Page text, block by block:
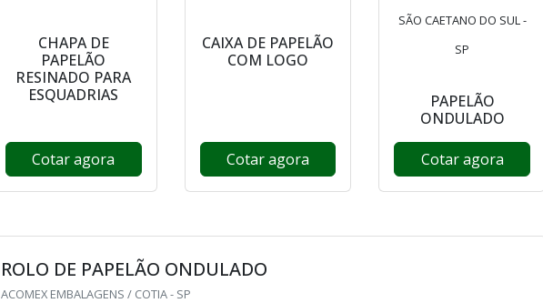
CHAPA DE
PAPELÃO
RESINADO PARA
ESQUADRIAS
Cotar agora
CAIXA DE PAPELÃO
COM LOGO
Cotar agora
SÃO CAETANO DO SUL -
SP
PAPELÃO
ONDULADO
Cotar agora
ROLO DE PAPELÃO ONDULADO
ACOMEX EMBALAGENS / COTIA - SP